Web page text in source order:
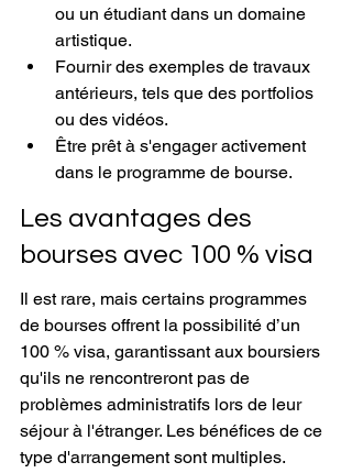
ou un étudiant dans un domaine
artistique.
Fournir des exemples de travaux
antérieurs, tels que des portfolios
ou des vidéos.
Être prêt à s'engager activement
dans le programme de bourse.
Les avantages des
bourses avec 100 % visa
Il est rare, mais certains programmes
de bourses offrent la possibilité d’un
100 % visa, garantissant aux boursiers
qu'ils ne rencontreront pas de
problèmes administratifs lors de leur
séjour à l'étranger. Les bénéfices de ce
type d'arrangement sont multiples.